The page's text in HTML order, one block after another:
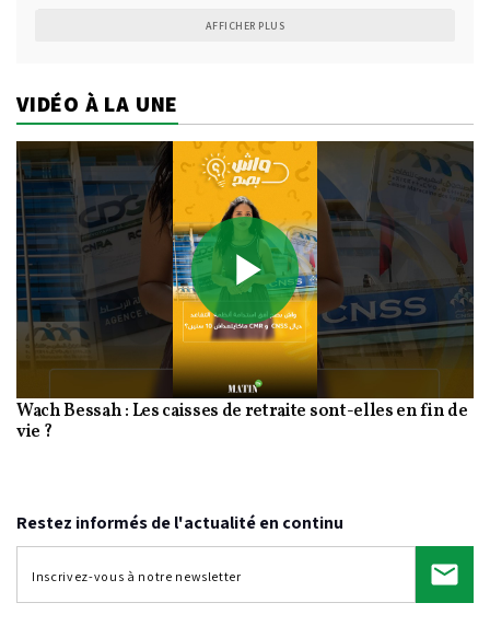
AFFICHER PLUS
VIDÉO À LA UNE
Play
Video
Wach Bessah : Les caisses de retraite sont-elles en fin de
vie ?
Restez informés de l'actualité en continu